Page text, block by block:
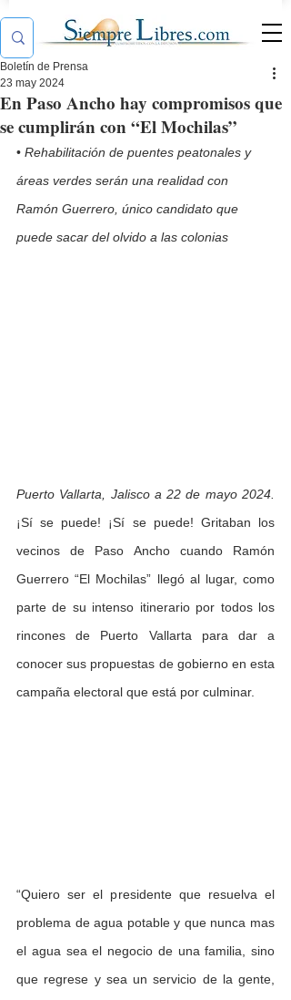
En Paso Ancho hay compromisos que
se cumplirán con “El Mochilas”
Boletín de Prensa
23 may 2024
• Rehabilitación de puentes peatonales y
áreas verdes serán una realidad con
Ramón Guerrero, único candidato que
puede sacar del olvido a las colonias
¡Sí se puede! ¡Sí se puede! Gritaban los
vecinos de Paso Ancho cuando Ramón
Guerrero “El Mochilas” llegó al lugar, como
parte de su intenso itinerario por todos los
rincones de Puerto Vallarta para dar a
conocer sus propuestas de gobierno en esta
campaña electoral que está por culminar.
“Quiero ser el presidente que resuelva el
problema de agua potable y que nunca mas
el agua sea el negocio de una familia, sino
que regrese y sea un servicio de la gente,